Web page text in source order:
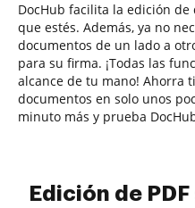
DocHub facilita la edición
que estés. Además, ya no
documentos de un lado a
para su firma. ¡Todas las
alcance de tu mano! Ahorra
documentos en solo unos
minuto más y prueba
Edición de